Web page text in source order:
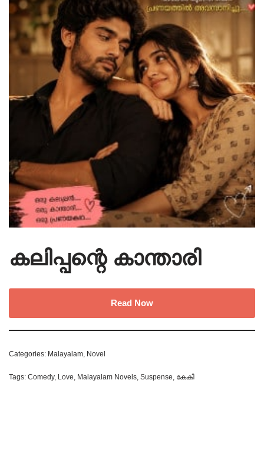
കലിപ്പന്റെ കാന്താരി
Read Now
Categories: Malayalam Novel
Tags: Comedy, Love Malayalam Novels Suspense കേകി